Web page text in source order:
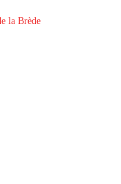
la Brède